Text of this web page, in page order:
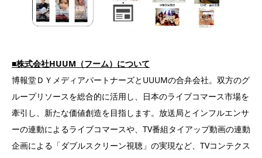
■株式会社HUUM（フーム）について
博報堂ＤＹメディアパートナーズとUUUMの合弁会社。双方のグ
ループリソースを総合的に活用し、日本のライブコマース市場を
牽引し、新たな価値創造を目指します。放送局とインフルエンサ
ーの連動によるライブコマースや、TV番組タイアップ動画の連動
企画による「ダブルスクリーン視聴」の実現など、TVコンテクス